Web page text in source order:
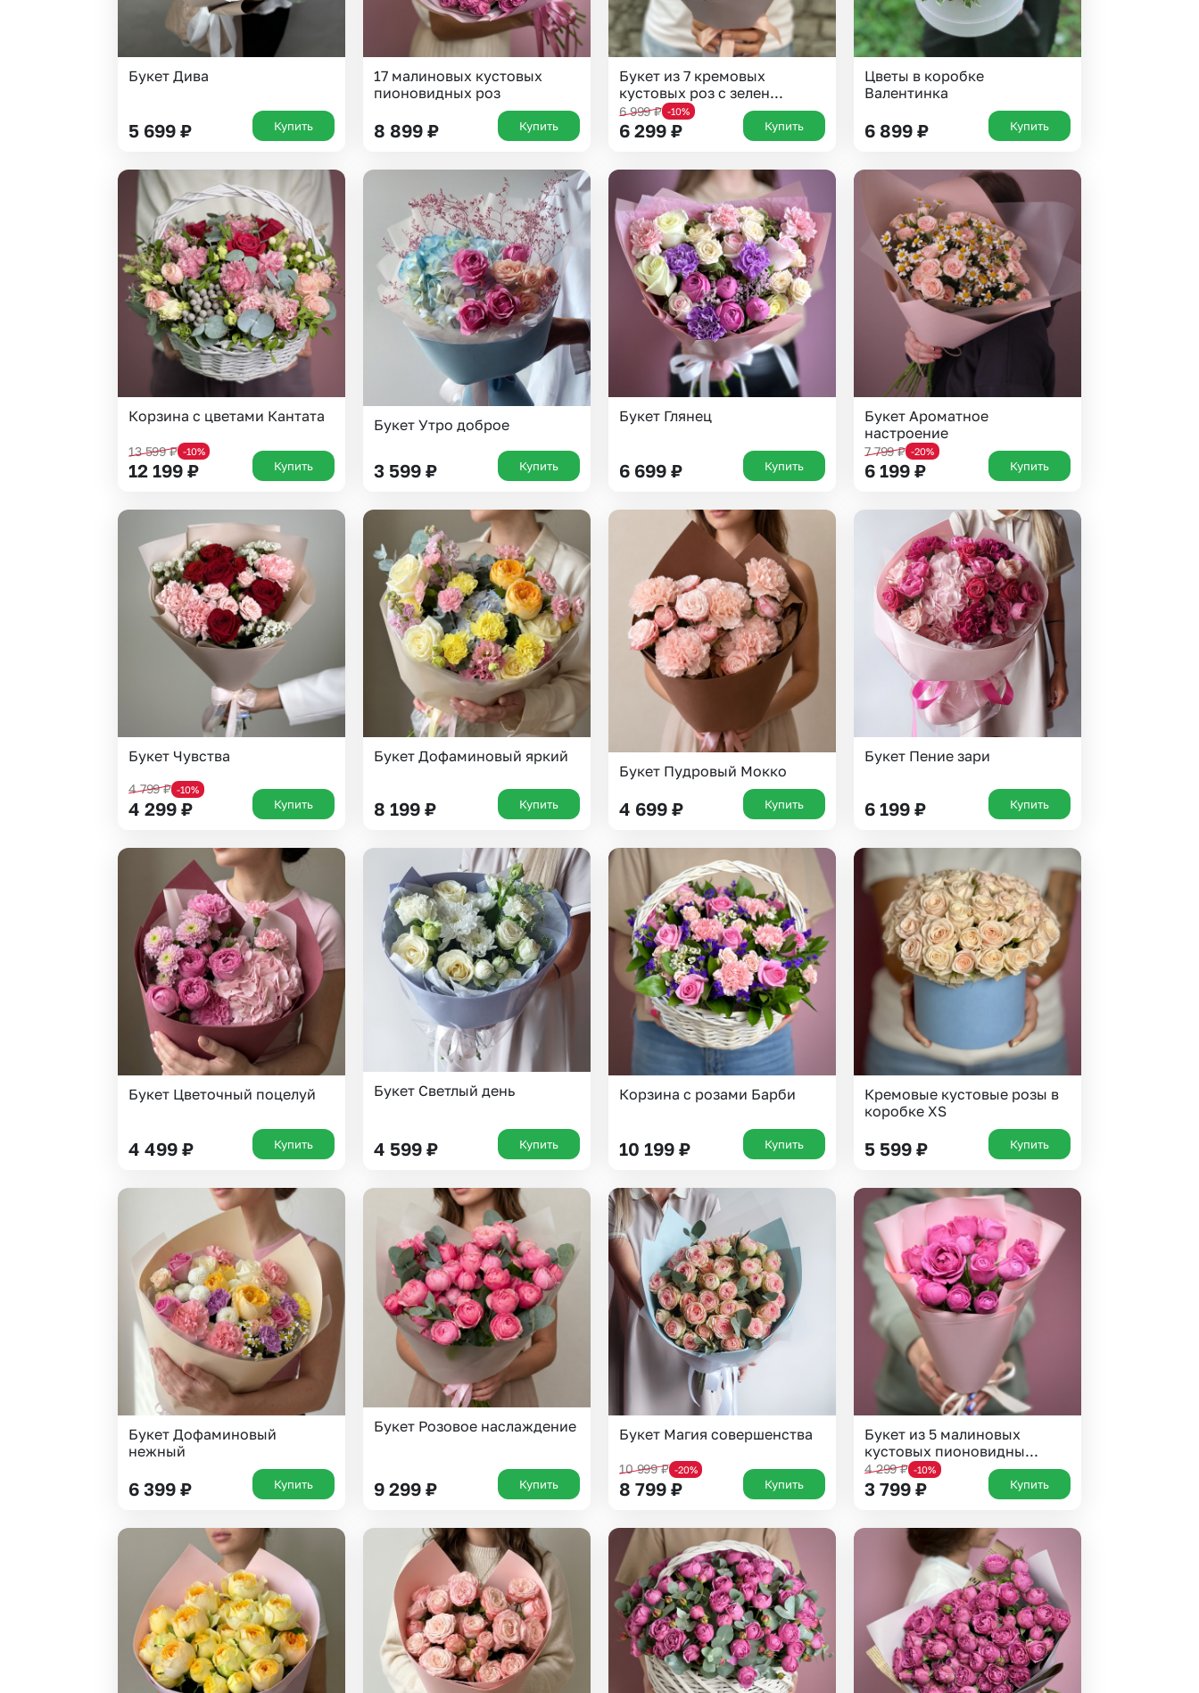
Выберите город доставки
Или выберите из популярных
Нижний Новгород
Казань
Уфа
Челябинск
Екатеринбург
Новосибирск
Омск
Волгоград
Воронеж
Букет Дива
5 699 ₽ Купить
17 малиновых кустовых
пионовидных роз
8 899 ₽ Купить
Букет из 7 кремовых
кустовых роз с зелен...
6 999₽ -10%
6 299 ₽ Купить
Цветы в коробке
Валентинка
6 899 ₽ Купить
Корзина с цветами Кантата
13 599₽ -10%
12 199 ₽ Купить
Букет Утро доброе
3 599 ₽ Купить
Букет Глянец
6 699 ₽ Купить
Букет Ароматное
настроение
7 799₽ -20%
6 199 ₽ Купить
Букет Чувства
4 799₽ -10%
4 299 ₽ Купить
Букет Дофаминовый яркий
8 199 ₽ Купить
Букет Пудровый Мокко
4 699 ₽ Купить
Букет Пение зари
6 199 ₽ Купить
Букет Цветочный поцелуй
4 499 ₽ Купить
Букет Светлый день
4 599 ₽ Купить
Корзина с розами Барби
10 199 ₽ Купить
Кремовые кустовые розы в
коробке XS
5 599 ₽ Купить
Букет Дофаминовый
нежный
6 399 ₽ Купить
Букет Розовое наслаждение
9 299 ₽ Купить
Букет Магия совершенства
10 999₽ -20%
8 799 ₽ Купить
Букет из 5 малиновых
кустовых пионовидны...
4 299₽ -10%
3 799 ₽ Купить